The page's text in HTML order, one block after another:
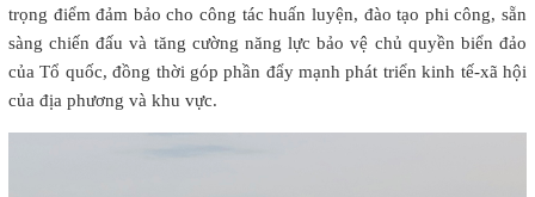
trọng điểm đảm bảo cho công tác huấn luyện, đào tạo phi công, sẵn
sàng chiến đấu và tăng cường năng lực bảo vệ chủ quyền biển đảo
của Tổ quốc, đồng thời góp phần đẩy mạnh phát triển kinh tế-xã hội
của địa phương và khu vực.